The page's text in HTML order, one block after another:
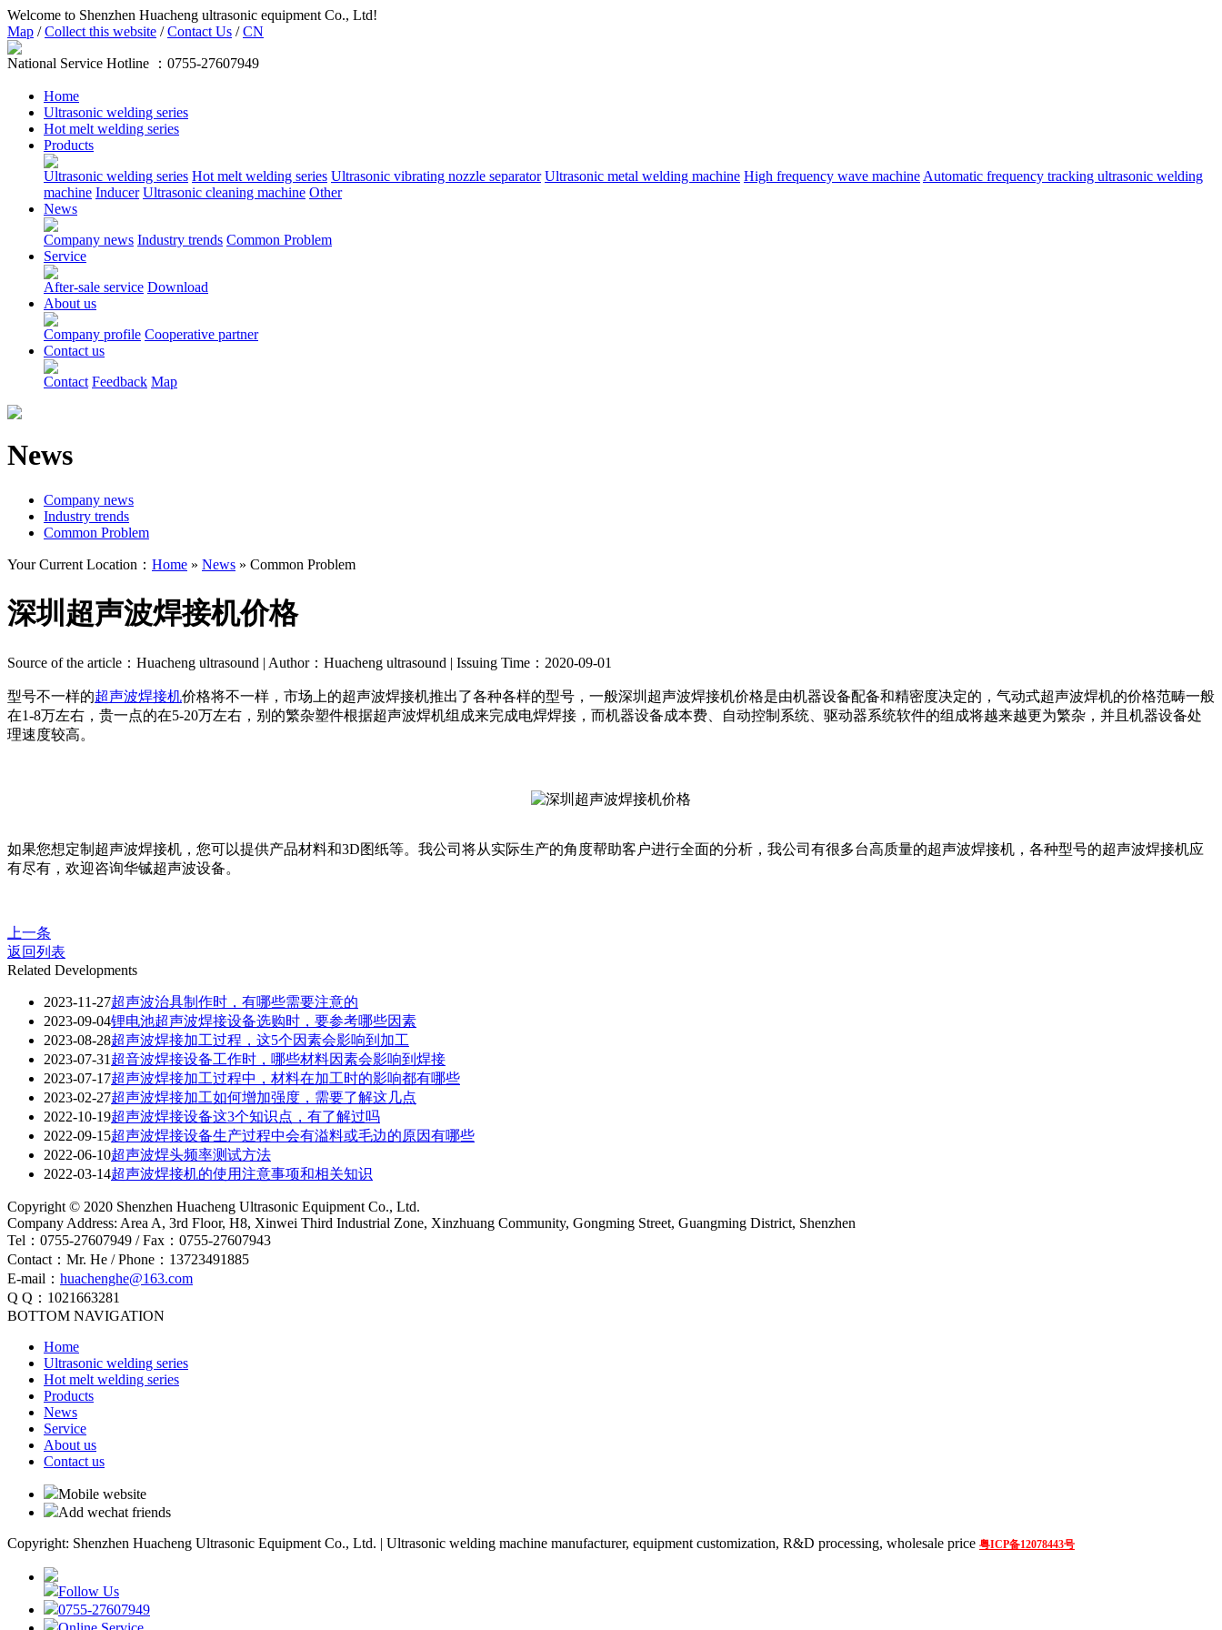
Welcome to Shenzhen Huacheng ultrasonic equipment Co., Ltd!
Map /Collect this website /Contact Us /CN
National Service Hotline ： 0755-27607949
Home
Ultrasonic welding series
Hot melt welding series
Products
Ultrasonic welding series Hot melt welding series Ultrasonic vibrating nozzle separator Ultrasonic metal welding machine High frequency wave machine Automatic frequency tracking ultrasonic welding
machine Inducer Ultrasonic cleaning machine Other
News
Company news Industry trends Common Problem
Service
After-sale service Download
About us
Company profile Cooperative partner
Contact us
Contact Feedback Map
News
Company news
Industry trends
Common Problem
Your Current Location： Home » News » Common Problem
深圳超声波焊接机价格
Source of the article：Huacheng ultrasound | Author：Huacheng ultrasound | Issuing Time：2020-09-01
型号不一样的超声波焊接机价格将不一样，市场上的超声波焊接机推出了各种各样的型号，一般深圳超声波焊接机价格是由机器设备配备和精密度决定的，气动式超声波焊机的价格范畴一般
在1-8万左右，贵一点的在5-20万左右，别的繁杂塑件根据超声波焊机组成来完成电焊焊接，而机器设备成本费、自动控制系统、驱动器系统软件的组成将越来越更为繁杂，并且机器设备处
理速度较高。
如果您想定制超声波焊接机，您可以提供产品材料和3D图纸等。我公司将从实际生产的角度帮助客户进行全面的分析，我公司有很多台高质量的超声波焊接机，各种型号的超声波焊接机应
有尽有，欢迎咨询华铖超声波设备。
上一条
返回列表
Related Developments
2023-11-27超声波治具制作时，有哪些需要注意的
2023-09-04锂电池超声波焊接设备选购时，要参考哪些因素
2023-08-28超声波焊接加工过程，这5个因素会影响到加工
2023-07-31 超音波焊接设备工作时，哪些材料因素会影响到焊接
2023-07-17超声波焊接加工过程中，材料在加工时的影响都有哪些
2023-02-27超声波焊接加工如何增加强度，需要了解这几点
2022-10-19超声波焊接设备这3个知识点，有了解过吗
2022-09-15超声波焊接设备生产过程中会有溢料或毛边的原因有哪些
2022-06-10超声波焊头频率测试方法
2022-03-14超声波焊接机的使用注意事项和相关知识
Copyright © 2020 Shenzhen Huacheng Ultrasonic Equipment Co., Ltd.
Company Address: Area A, 3rd Floor, H8, Xinwei Third Industrial Zone, Xinzhuang Community, Gongming Street, Guangming District, Shenzhen
Tel：0755-27607949 / Fax：0755-27607943
Contact：Mr. He / Phone：13723491885
E-mail： huachenghe@163.com
Q Q：1021663281
BOTTOM NAVIGATION
Home
Ultrasonic welding series
Hot melt welding series
Products
News
Service
About us
Contact us
Mobile website
Add wechat friends
Copyright: Shenzhen Huacheng Ultrasonic Equipment Co., Ltd. | Ultrasonic welding machine manufacturer, equipment customization, R&D processing, wholesale price 粤ICP备12078443号
Follow Us
0755-27607949